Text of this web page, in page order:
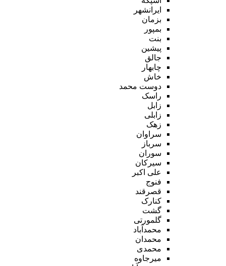
ایرانشهر
بزمان
بمپور
بنت
پیشین
جالق
چابهار
خاش
دوست محمد
راسک
زابل
زابلی
زهک
سراوان
سرباز
سوران
سیرکان
علی اکبر
فنوج
قصرقند
کنارک
گشت
گلمورتی
محمدآباد
محمدان
محمدی
میرجاوه